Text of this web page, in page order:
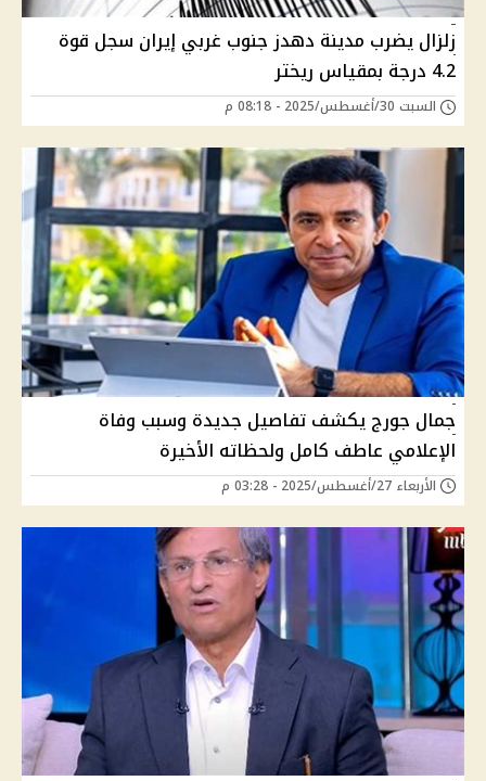
زلزال يضرب مدينة دهدز جنوب غربي إيران سجل قوة
4.2 درجة بمقياس ريختر
السبت 30/أغسطس/2025 - 08:18 م
جمال جورج يكشف تفاصيل جديدة وسبب وفاة
الإعلامي عاطف كامل ولحظاته الأخيرة
الأربعاء 27/أغسطس/2025 - 03:28 م